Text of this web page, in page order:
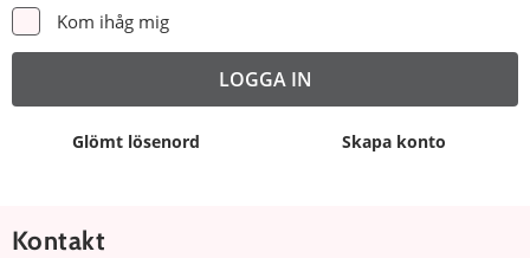
Kom ihåg mig
Glömt lösenord Skapa konto
Kontakt